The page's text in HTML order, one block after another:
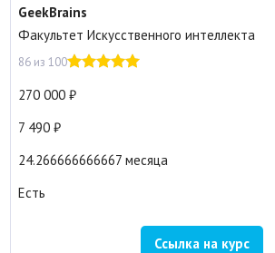
GeekBrains
Факультет Искусственного интеллекта
86 из 100
270 000
7 490
24.266666666667 месяца
Есть
Ссылка на курс